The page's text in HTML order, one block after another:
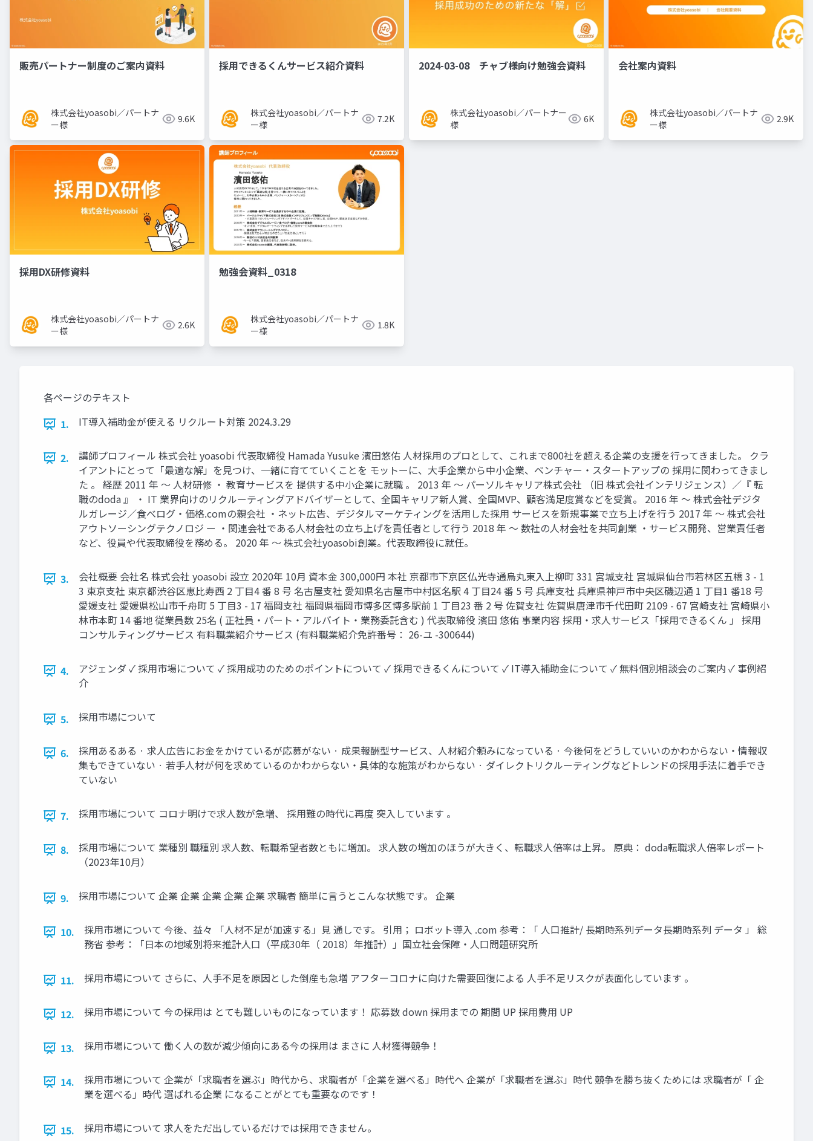
販売パートナー制度のご案内資料
株式会社yoasobi／パートナ
ー様
9.6K
採用できるくんサービス紹介資料
株式会社yoasobi／パートナ
ー様
7.2K
2024-03-08 チャブ様向け勉強会資料
株式会社yoasobi／パートナー
様
6K
会社案内資料
株式会社yoasobi／パートナ
ー様
2.9K
採用DX研修資料
株式会社yoasobi／パートナ
ー様
2.6K
勉強会資料_0318
株式会社yoasobi／パートナ
ー様
1.8K
各ページのテキスト
1.
IT導入補助金が使える リクルート対策 2024.3.29
2.
講師プロフィール 株式会社 yoasobi 代表取締役 Hamada Yusuke 濱田悠佑 人材採用のプロとして、これまで800社を超える企業の支援を行ってきました。 クラ
イアントにとって「最適な解」を見つけ、一緒に育てていくことを モットーに、大手企業から中小企業、ベンチャー・スタートアップの 採用に関わってきまし
た 。 経歴 2011 年 〜 人材研修 ・ 教育サービスを 提供する中小企業に就職 。 2013 年 〜 パーソルキャリア株式会社 （旧 株式会社インテリジェンス）／『 転
職のdoda 』 ・ IT 業界向けのリクルーティングアドバイザーとして、全国キャリア新人賞、全国MVP、顧客満足度賞などを受賞。 2016 年 〜 株式会社デジタ
ルガレージ／食べログ・価格.comの親会社 ・ネット広告、デジタルマーケティングを活用した採用 サービスを新規事業で立ち上げを行う 2017 年 〜 株式会社
アウトソーシングテクノロジ ー ・関連会社である人材会社の立ち上げを責任者として行う 2018 年 〜 数社の人材会社を共同創業 ・サービス開発、営業責任者
など、役員や代表取締役を務める。 2020 年 〜 株式会社yoasobi創業。代表取締役に就任。
3.
会社概要 会社名 株式会社 yoasobi 設立 2020年 10月 資本金 300,000円 本社 京都市下京区仏光寺通烏丸東入上柳町 331 宮城支社 宮城県仙台市若林区五橋 3 - 1
3 東京支社 東京都渋谷区恵比寿西 2 丁目4 番 8 号 名古屋支社 愛知県名古屋市中村区名駅 4 丁目24 番 5 号 兵庫支社 兵庫県神戸市中央区磯辺通 1 丁目1 番18 号
愛媛支社 愛媛県松山市千舟町 5 丁目3 - 17 福岡支社 福岡県福岡市博多区博多駅前 1 丁目23 番 2 号 佐賀支社 佐賀県唐津市千代田町 2109 - 67 宮崎支社 宮崎県小
林市本町 14 番地 従業員数 25名 ( 正社員・パート・アルバイト・業務委託含む ) 代表取締役 濱田 悠佑 事業内容 採用・求人サービス「採用できるくん 」 採用
コンサルティングサービス 有料職業紹介サービス (有料職業紹介免許番号： 26-ユ -300644)
4.
アジェンダ ✓ 採用市場について ✓ 採用成功のためのポイントについて ✓ 採用できるくんについて ✓ IT導入補助金について ✓ 無料個別相談会のご案内 ✓ 事例紹
介
5. 採用市場について
6.
採用あるある · 求人広告にお金をかけているが応募がない · 成果報酬型サービス、人材紹介頼みになっている · 今後何をどうしていいのかわからない・情報収
集もできていない · 若手人材が何を求めているのかわからない・具体的な施策がわからない · ダイレクトリクルーティングなどトレンドの採用手法に着手でき
ていない
7. 採用市場について コロナ明けで求人数が急増、 採用難の時代に再度 突入しています 。
8.
採用市場について 業種別 職種別 求人数、転職希望者数ともに増加。 求人数の増加のほうが大きく、転職求人倍率は上昇。 原典： doda転職求人倍率レポート
（2023年10月）
9. 採用市場について 企業 企業 企業 企業 企業 求職者 簡単に言うとこんな状態です。 企業
10.
採用市場について 今後、益々 「人材不足が加速する」見 通しです。 引用； ロボット導入 .com 参考：「 人口推計/ 長期時系列データ長期時系列 データ 」 総
務省 参考：「日本の地域別将来推計人口（平成30年（ 2018）年推計）」国立社会保障・人口問題研究所
11. 採用市場について さらに、人手不足を原因とした倒産も急増 アフターコロナに向けた需要回復による 人手不足リスクが表面化しています 。
12. 採用市場について 今の採用は とても難しいものになっています！ 応募数 down 採用までの 期間 UP 採用費用 UP
13. 採用市場について 働く人の数が減少傾向にある今の採用は まさに 人材獲得競争！
14.
採用市場について 企業が「求職者を選ぶ」時代から、求職者が「企業を選べる」時代へ 企業が「求職者を選ぶ」時代 競争を勝ち抜くためには 求職者が「 企
業を選べる」時代 選ばれる企業 になることがとても重要なのです！
15. 採用市場について 求人をただ出しているだけでは採用できません。